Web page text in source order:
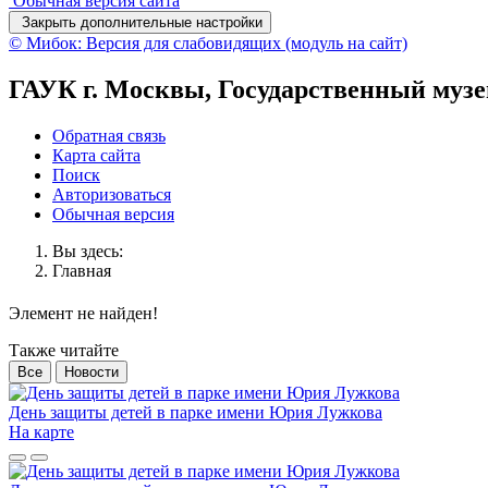
Закрыть дополнительные настройки
© Мибок: Версия для слабовидящих (модуль на сайт)
ГАУК г. Москвы, Государственный
Обратная связь
Карта сайта
Поиск
Авторизоваться
Обычная версия
Вы здесь:
Главная
Элемент не найден!
Также читайте
Все Новости
День защиты детей в парке имени Юрия Лужкова
На карте